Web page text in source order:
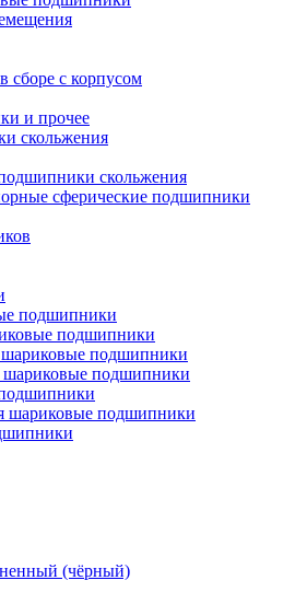
с корпусом
и прочее
скольжения
скольжения
сферические подшипники
подшипники
подшипники
шариковые подшипники
шариковые подшипники
шариковые подшипники
(чёрный)